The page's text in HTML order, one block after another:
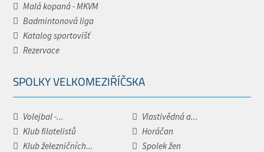
Malá kopaná - MKVM
Badmintonová liga
Katalog sportovišť
Rezervace
SPOLKY VELKOMEZIŘÍČSKA
Volejbal -...
Vlastivědná a...
Klub filatelistů
Horáčan
Klub železničních...
Spolek žen